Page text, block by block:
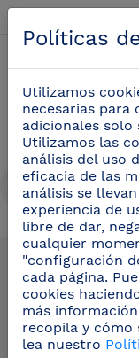
Productos
Políticas
Utilizamos
necesarias para
adicionales
Utilizamos las
análisis del uso
eficacia de las
análisis se
experiencia de
libre de dar,
cualquier
"configuración
cada página.
cookies
más
recopila y cómo
lea nuestro